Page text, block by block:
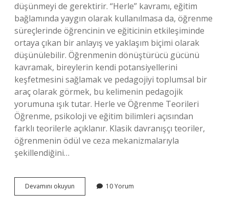
düşünmeyi de gerektirir. “Herle” kavramı, eğitim
bağlamında yaygın olarak kullanılmasa da, öğrenme
süreçlerinde öğrencinin ve eğiticinin etkileşiminde
ortaya çıkan bir anlayış ve yaklaşım biçimi olarak
düşünülebilir. Öğrenmenin dönüştürücü gücünü
kavramak, bireylerin kendi potansiyellerini
keşfetmesini sağlamak ve pedagojiyi toplumsal bir
araç olarak görmek, bu kelimenin pedagojik
yorumuna ışık tutar. Herle ve Öğrenme Teorileri
Öğrenme, psikoloji ve eğitim bilimleri açısından
farklı teorilerle açıklanır. Klasik davranışçı teoriler,
öğrenmenin ödül ve ceza mekanizmalarıyla
şekillendiğini…
Devamını okuyun
ne
10 Yorum